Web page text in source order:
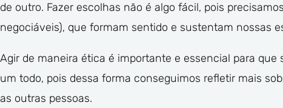
de outro. Fazer escolhas não é algo fácil, pois
negociáveis), que formam sentido e sustentam nossas
Agir de maneira ética é importante e essencial para
um todo, pois dessa forma conseguimos refletir mais
as outras pessoas.